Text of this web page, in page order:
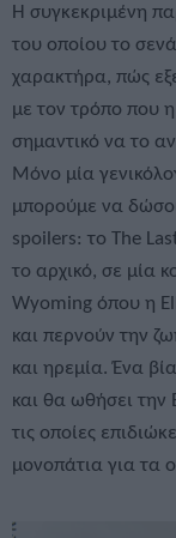
Η συγκεκριμένη
του οποίου το
χαρακτήρα, πώς
με τον τρόπο που η
σημαντικό να το
Μόνο μία
μπορούμε να
spoilers: το The
το αρχικό, σε μία
Wyoming όπου η
και περνούν την
και ηρεμία. Ένα
και θα ωθήσει την
τις οποίες
μονοπάτια για τα